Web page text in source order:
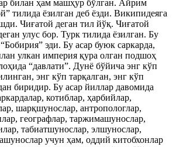
билан ҳам машҳур бўлган. Айрим
тилида ёзилган деб ёзди. Википидеяга
Чиғатой деган тил йўқ. Чиғатой
улус бор. Турк тилида ёзилган. Бу
эди. Бу асар буюк саркарда,
улкан империя қура олган подшоҳ
“давлати”. Дунё бўйича энг кўп
энг кўп тарқалган, энг кўп
биридир. Бу асар йиллар давомида
котиблар, ҳарбийлар,
шарқшунослар, антропологлар,
географлар, таржимашунослар,
табиатшунослар, элшунослар,
учун ҳам, оддий китобхонлар